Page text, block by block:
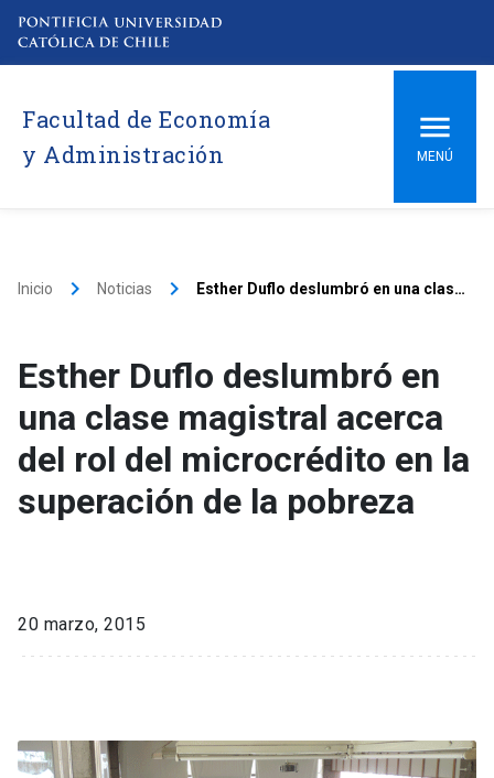
Facultad de Economía
y Administración
MENÚ
Inicio keyboard_arrow_right Noticias keyboard_arrow_right Esther Duflo deslumbró en una clase magistral acerca del rol del microcrédito en la superación de la pobreza
Esther Duflo deslumbró en
una clase magistral acerca
del rol del microcrédito en la
superación de la pobreza
20 marzo, 2015